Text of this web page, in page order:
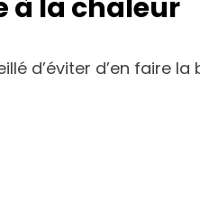
à la chaleur
d’éviter d’en faire